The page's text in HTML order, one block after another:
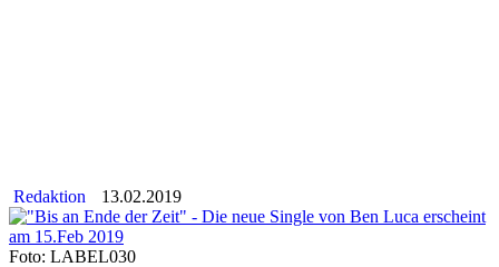
Redaktion 13.02.2019
Foto: LABEL030